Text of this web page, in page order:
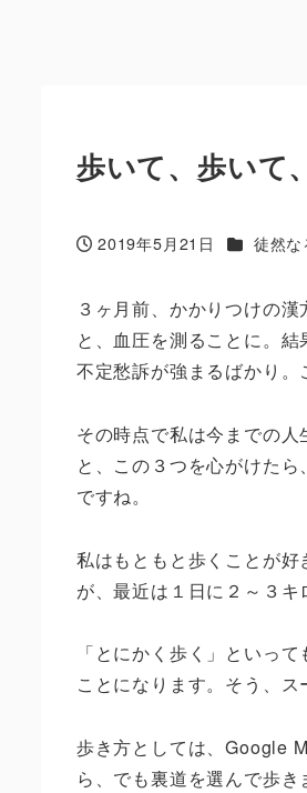
歩いて、歩いて
投稿日
2019年5月21日 カテゴリー
徒然
３ヶ月前、かかりつけの
と、血圧を測ることに。
不定愁訴が強まるばかり。
その時点で私は今までの
と、この３つを心がけた
ですね。
私はもともと歩くことが
が、最近は１日に２～３キ
「とにかく歩く」といっ
ことになります。そう、
歩き方としては、Google
ら、でも裏道を選んで歩